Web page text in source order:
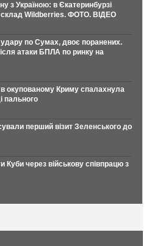
з Україною: в Єкатеринбурзі
склад Wildberries. ФОТО. ВІДЕО
удару по Сумах, двоє поранених.
атаки БПЛА по ринку на
окупованому Криму спалахнула
пального
перший візит Зеленського до
Куби через військову співпрацю з